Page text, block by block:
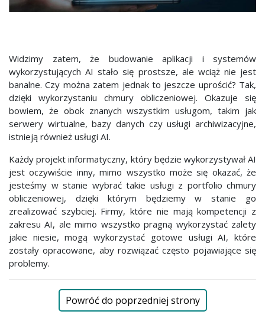
Widzimy zatem, że budowanie aplikacji i systemów
wykorzystujących AI stało się prostsze, ale wciąż nie jest
banalne. Czy można zatem jednak to jeszcze uprościć? Tak,
dzięki wykorzystaniu chmury obliczeniowej. Okazuje się
bowiem, że obok znanych wszystkim usługom, takim jak
serwery wirtualne, bazy danych czy usługi archiwizacyjne,
istnieją również usługi AI.
Każdy projekt informatyczny, który będzie wykorzystywał AI
jest oczywiście inny, mimo wszystko może się okazać, że
jesteśmy w stanie wybrać takie usługi z portfolio chmury
obliczeniowej, dzięki którym będziemy w stanie go
zrealizować szybciej. Firmy, które nie mają kompetencji z
zakresu AI, ale mimo wszystko pragną wykorzystać zalety
jakie niesie, mogą wykorzystać gotowe usługi AI, które
zostały opracowane, aby rozwiązać często pojawiające się
problemy.
Powróć do poprzedniej strony